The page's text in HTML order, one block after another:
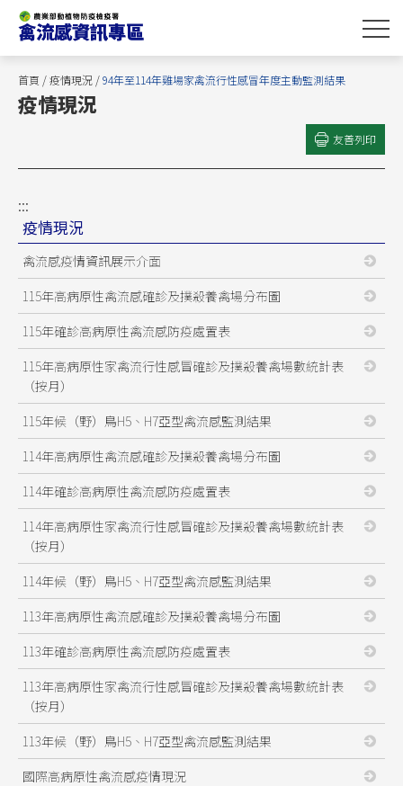
主
首頁 /疫情現況 /94年至114年雞場家禽流行性感冒年度主動監測結果
疫情現況
友善列印
:::
疫情現況
禽流感疫情資訊展示介面
115年高病原性禽流感確診及撲殺養禽場分布圖
115年確診高病原性禽流感防疫處置表
115年高病原性家禽流行性感冒確診及撲殺養禽場數統計表
（按月）
115年候（野）鳥H5、H7亞型禽流感監測結果
114年高病原性禽流感確診及撲殺養禽場分布圖
114年確診高病原性禽流感防疫處置表
114年高病原性家禽流行性感冒確診及撲殺養禽場數統計表
（按月）
114年候（野）鳥H5、H7亞型禽流感監測結果
113年高病原性禽流感確診及撲殺養禽場分布圖
113年確診高病原性禽流感防疫處置表
113年高病原性家禽流行性感冒確診及撲殺養禽場數統計表
（按月）
113年候（野）鳥H5、H7亞型禽流感監測結果
國際高病原性禽流感疫情現況